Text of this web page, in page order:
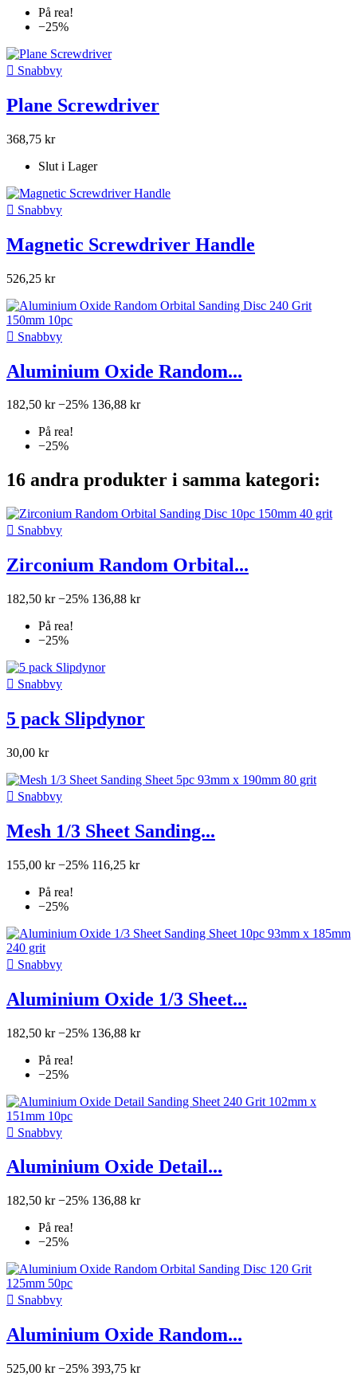
På rea!
−25%
 Snabbvy
Plane Screwdriver
368,75 kr
Slut i Lager
 Snabbvy
Magnetic Screwdriver Handle
526,25 kr
 Snabbvy
Aluminium Oxide Random...
182,50 kr −25% 136,88 kr
På rea!
−25%
16 andra produkter i samma kategori:
 Snabbvy
Zirconium Random Orbital...
182,50 kr −25% 136,88 kr
På rea!
−25%
 Snabbvy
5 pack Slipdynor
30,00 kr
 Snabbvy
Mesh 1/3 Sheet Sanding...
155,00 kr −25% 116,25 kr
På rea!
−25%
 Snabbvy
Aluminium Oxide 1/3 Sheet...
182,50 kr −25% 136,88 kr
På rea!
−25%
 Snabbvy
Aluminium Oxide Detail...
182,50 kr −25% 136,88 kr
På rea!
−25%
 Snabbvy
Aluminium Oxide Random...
525,00 kr −25% 393,75 kr